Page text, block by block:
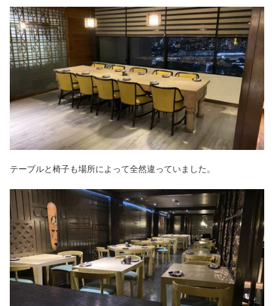
テーブルと椅子も場所によって全然違っていました。